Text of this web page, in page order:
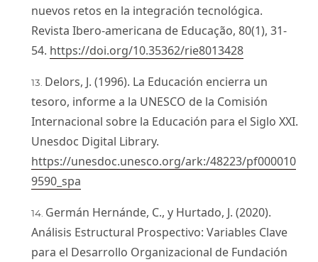
nuevos retos en la integración tecnológica.
Revista Ibero-americana de Educação, 80(1), 31-
54. https://doi.org/10.35362/rie8013428
Delors, J. (1996). La Educación encierra un
tesoro, informe a la UNESCO de la Comisión
Internacional sobre la Educación para el Siglo XXI.
Unesdoc Digital Library.
https://unesdoc.unesco.org/ark:/48223/pf000010
9590_spa
Germán Hernánde, C., y Hurtado, J. (2020).
Análisis Estructural Prospectivo: Variables Clave
para el Desarrollo Organizacional de Fundación